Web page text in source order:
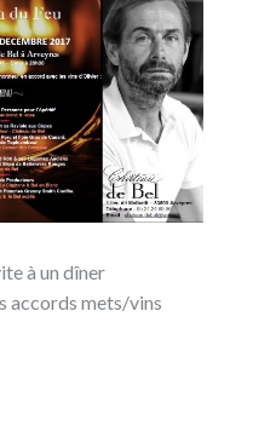
à un dîner
accords mets/vins